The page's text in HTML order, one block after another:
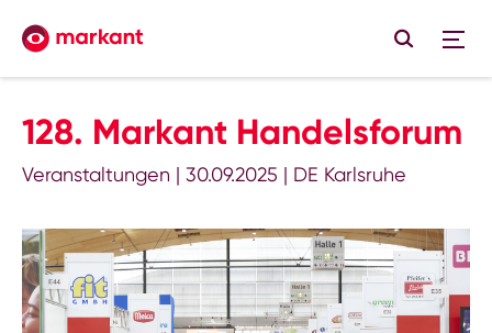
128. Markant Handelsforum
Veranstaltungen | 30.09.2025 | DE Karlsruhe